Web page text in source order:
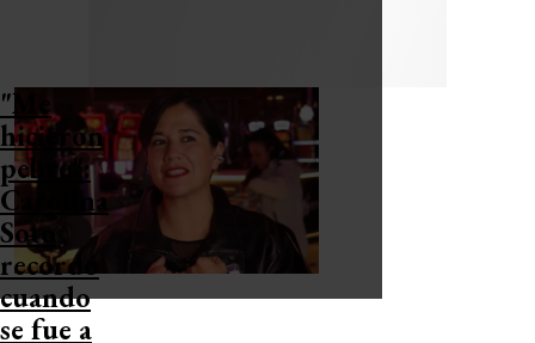
"Me
hicieron
pebre":
Carolina
Soto
recordó
cuando
se fue a